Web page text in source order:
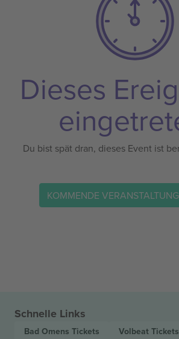
Dieses
Du bist spät dran, dieses Event ist
KOMMENDE
Schnelle Links
Bad Omens Tickets Volbeat Tickets